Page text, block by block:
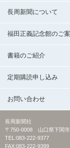
長周新聞について
福田正義記念館のご
書籍のご紹介
定期購読申し込み
お問い合わせ
長周新聞社
〒750-0008 山口県下関
TEL:083-222-9377
FAX:083-222-9399